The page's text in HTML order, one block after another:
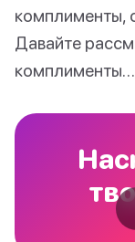
комплименты,
Давайте
комплименты…